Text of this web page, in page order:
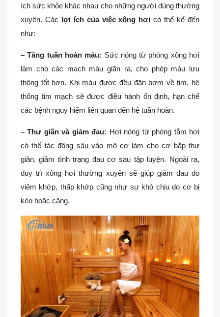
ích sức khỏe khác nhau cho những người dùng thường
xuyên. Các lợi ích của việc xông hơi có thể kể đến
như:
– Tăng tuần hoàn máu: Sức nóng từ phòng xông hơi
làm cho các mạch máu giãn ra, cho phép máu lưu
thông tốt hơn. Khi máu được đều đặn bơm về tim, hệ
thống tim mạch sẽ được điều hành ổn định, hạn chế
các bệnh nguy hiểm liên quan đến hệ tuần hoàn.
– Thư giãn và giảm đau: Hơi nóng từ phòng tắm hơi
có thể tác động sâu vào mô cơ làm cho cơ bắp thư
giãn, giảm tình trạng đau cơ sau tập luyện. Ngoài ra,
duy trì xông hơi thường xuyên sẽ giúp giảm đau do
viêm khớp, thấp khớp cũng như sự khó chịu do cơ bị
kéo hoặc căng.